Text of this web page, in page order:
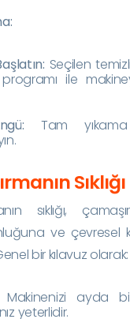
Seçilen
ile
Tam
Sıklığı
sıklığı,
ve çevresel
bir kılavuz olarak:
Makinenizi ayda
yeterlidir.